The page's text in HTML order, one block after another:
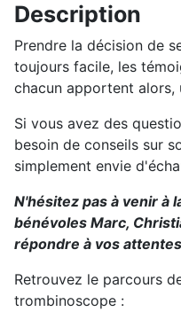
Description
Prendre la décision de
toujours facile, les
chacun apportent alors,
Si vous avez des
besoin de conseils sur
simplement envie
N'hésitez pas à venir à
bénévoles Marc,
répondre à vos
Retrouvez le parcours
trombinoscope :